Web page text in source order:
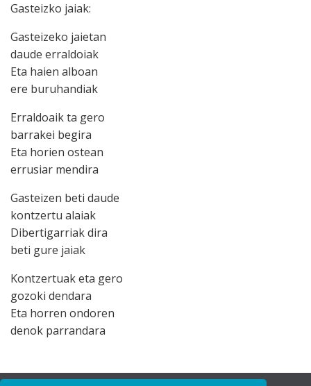
Gasteizko jaiak:
Gasteizeko jaietan
daude erraldoiak
Eta haien alboan
ere buruhandiak
Erraldoaik ta gero
barrakei begira
Eta horien ostean
errusiar mendira
Gasteizen beti daude
kontzertu alaiak
Dibertigarriak dira
beti gure jaiak
Kontzertuak eta gero
gozoki dendara
Eta horren ondoren
denok parrandara